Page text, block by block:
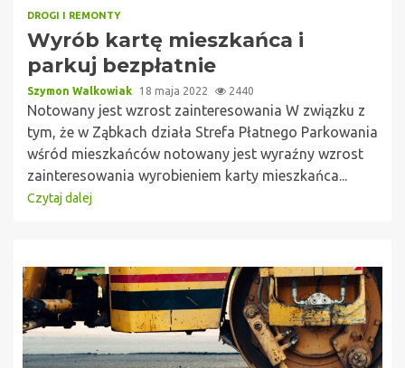
DROGI I REMONTY
Wyrób kartę mieszkańca i
parkuj bezpłatnie
Szymon Walkowiak 18 maja 2022 2440
Notowany jest wzrost zainteresowania W związku z
tym, że w Ząbkach działa Strefa Płatnego Parkowania
wśród mieszkańców notowany jest wyraźny wzrost
zainteresowania wyrobieniem karty mieszkańca...
Czytaj dalej